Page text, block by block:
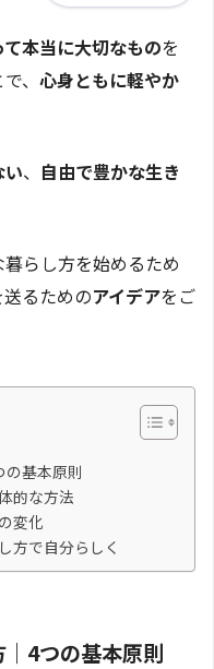
本当に大切なものを
、 心身ともに軽やか
、 自由で豊かな生き
らし方を始めるため
送るためのアイデアをご
基本原則
的な方法
変化
方で自分らしく
4つの基本原則